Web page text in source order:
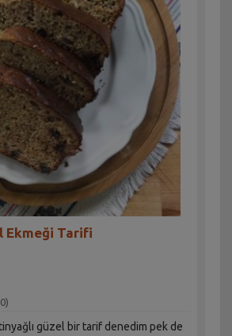
Ekmeği Tarifi
güzel bir tarif denedim pek de